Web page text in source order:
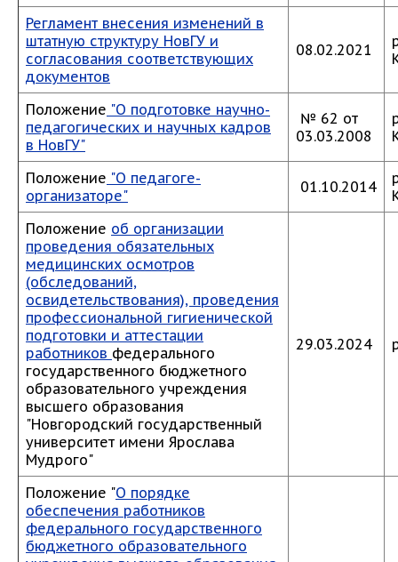
Регламент внесения изменений в
штатную структуру НовГУ и
согласования соответствующих
документов
08.02.2021
Положение "О подготовке научно-
педагогических и научных кадров
в НовГУ"
№ 62 от
03.03.2008
Положение "О педагоге-
организаторе"
01.10.2014
Положение об организации
проведения обязательных
медицинских осмотров
(обследований,
освидетельствования), проведения
профессиональной гигиенической
подготовки и аттестации
работников федерального
государственного бюджетного
образовательного учреждения
высшего образования
"Новгородский государственный
университет имени Ярослава
Мудрого"
29.03.2024
Положение "О порядке
обеспечения работников
федерального государственного
бюджетного образовательного